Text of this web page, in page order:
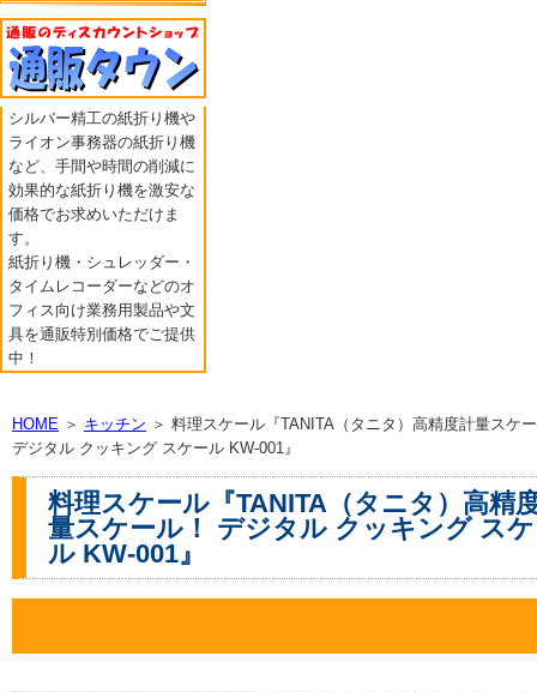
シルバー精工の紙折り機や
ライオン事務器の紙折り機
など、手間や時間の削減に
効果的な紙折り機を激安な
価格でお求めいただけま
す。
紙折り機・シュレッダー・
タイムレコーダーなどのオ
フィス向け業務用製品や文
具を通販特別価格でご提供
中！
HOME ＞ キッチン ＞ 料理スケール『TANITA（タニタ）高精度計量スケ
デジタル クッキング スケール KW-001』
料理スケール『TANITA（タニタ）高精
量スケール！ デジタル クッキング ス
ル KW-001』